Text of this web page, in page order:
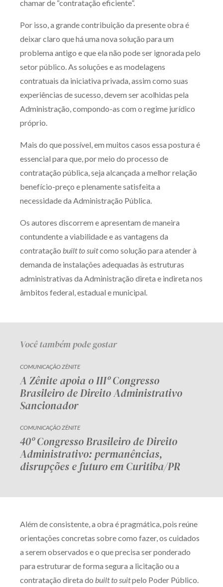
chamar de “contratação eficiente”.
Por isso, a grande contribuição da presente obra é
deixar claro que há uma nova solução para um
problema antigo e que ela não pode ser ignorada pelo
setor público. As soluções e as modelagens
contratuais da iniciativa privada, assim como suas
experiências de sucesso, devem ser acolhidas pela
Administração, compondo-as com o regime jurídico
próprio.
Mais do que possível, em muitos casos essa postura é
essencial para que, por meio do processo de
contratação pública, seja alcançada a melhor relação
benefício-preço e plenamente satisfeita a
necessidade da Administração Pública.
Os autores discorrem e apresentam de maneira
contundente a viabilidade e as vantagens da
contratação built to suitcomo solução para atender à
demanda de instalações adequadas às estruturas
administrativas da Administração direta e indireta nos
âmbitos federal, estadual e municipal.
Você também pode gostar
COMUNICAÇÃO ZÊNITE
A Zênite apoia o IIIº Congresso
Brasileiro de Direito Administrativo
Sancionador
COMUNICAÇÃO ZÊNITE
40º Congresso Brasileiro de Direito
Administrativo: permanências,
disrupções e futuro em Curitiba/PR
Além de consistente, a obra é pragmática, pois reúne
orientações concretas sobre como fazer, os cuidados
a serem observados e o que precisa ser ponderado
para estruturar de forma segura a licitação ou a
contratação direta do built to suitpelo Poder Público.